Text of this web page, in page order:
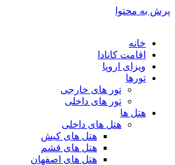
پرش به محتوا
خانه
اقامت کانادا
ویزای اروپا
تورها
تور های خارجی
تور های داخلی
هتل ها
هتل های داخلی
هتل های کیش
هتل های قشم
هتل های اصفهان